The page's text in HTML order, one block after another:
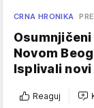
CRNA HRONIKA
Novom
Isplivali
Reaguj